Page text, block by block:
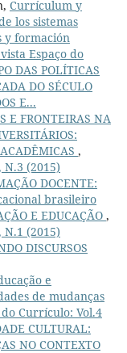
Currículum y
los sistemas
y formación
Espaço do
DAS POLÍTICAS
DO SÉCULO
E...
E FRONTEIRAS NA
,
N.3 (2015)
DOCENTE:
brasileiro
E EDUCAÇÃO ,
N.1 (2015)
DISCURSOS
e
de mudanças
do Currículo: Vol.4
CULTURAL:
NO CONTEXTO